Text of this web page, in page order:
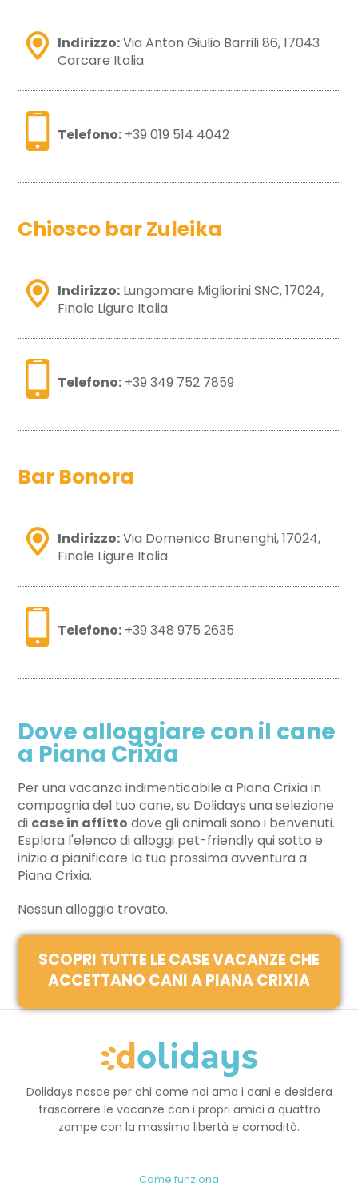
Indirizzo: Via Anton Giulio Barrili 86, 17043
Carcare Italia
Telefono: +39 019 514 4042
Chiosco bar Zuleika
Indirizzo: Lungomare Migliorini SNC, 17024,
Finale Ligure Italia
Telefono: +39 349 752 7859
Bar Bonora
Indirizzo: Via Domenico Brunenghi, 17024,
Finale Ligure Italia
Telefono: +39 348 975 2635
Dove alloggiare con il cane
a Piana Crixia
Per una vacanza indimenticabile a Piana Crixia in
compagnia del tuo cane, su Dolidays una selezione
di case in affitto dove gli animali sono i benvenuti.
Esplora l'elenco di alloggi pet-friendly qui sotto e
inizia a pianificare la tua prossima avventura a
Piana Crixia.
Nessun alloggio trovato.
SCOPRI TUTTE LE CASE VACANZE CHE
ACCETTANO CANI A PIANA CRIXIA
Dolidays nasce per chi come noi ama i cani e desidera
trascorrere le vacanze con i propri amici a quattro
zampe con la massima libertà e comodità.
Come funziona